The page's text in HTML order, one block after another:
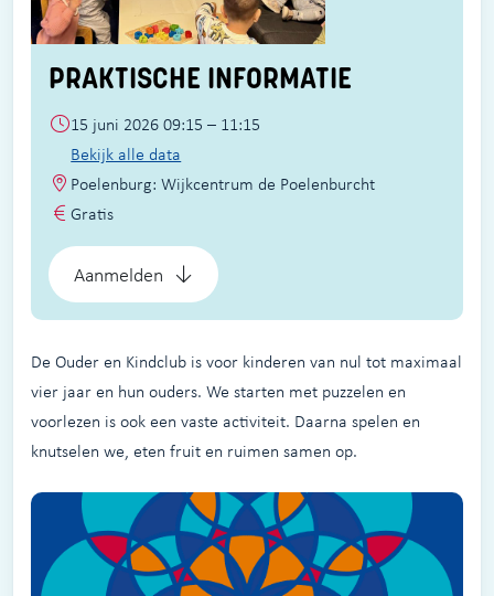
PRAKTISCHE INFORMATIE
15 juni 2026 09:15 – 11:15
Bekijk alle data
Poelenburg: Wijkcentrum de Poelenburcht
Gratis
Aanmelden
De Ouder en Kindclub is voor kinderen van nul tot maximaal
vier jaar en hun ouders. We starten met puzzelen en
voorlezen is ook een vaste activiteit. Daarna spelen en
knutselen we, eten fruit en ruimen samen op.